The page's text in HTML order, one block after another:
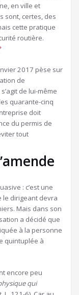
en ville et
sont, certes, des
cette pratique
routière.
2017 pèse sur
de
de lui-même
quarante-cinq
doit
du permis de
tout
: c’est une
le dirigeant devra
Mais dans son
a décidé que
à la personne
quintuplée à
encore peu
qui